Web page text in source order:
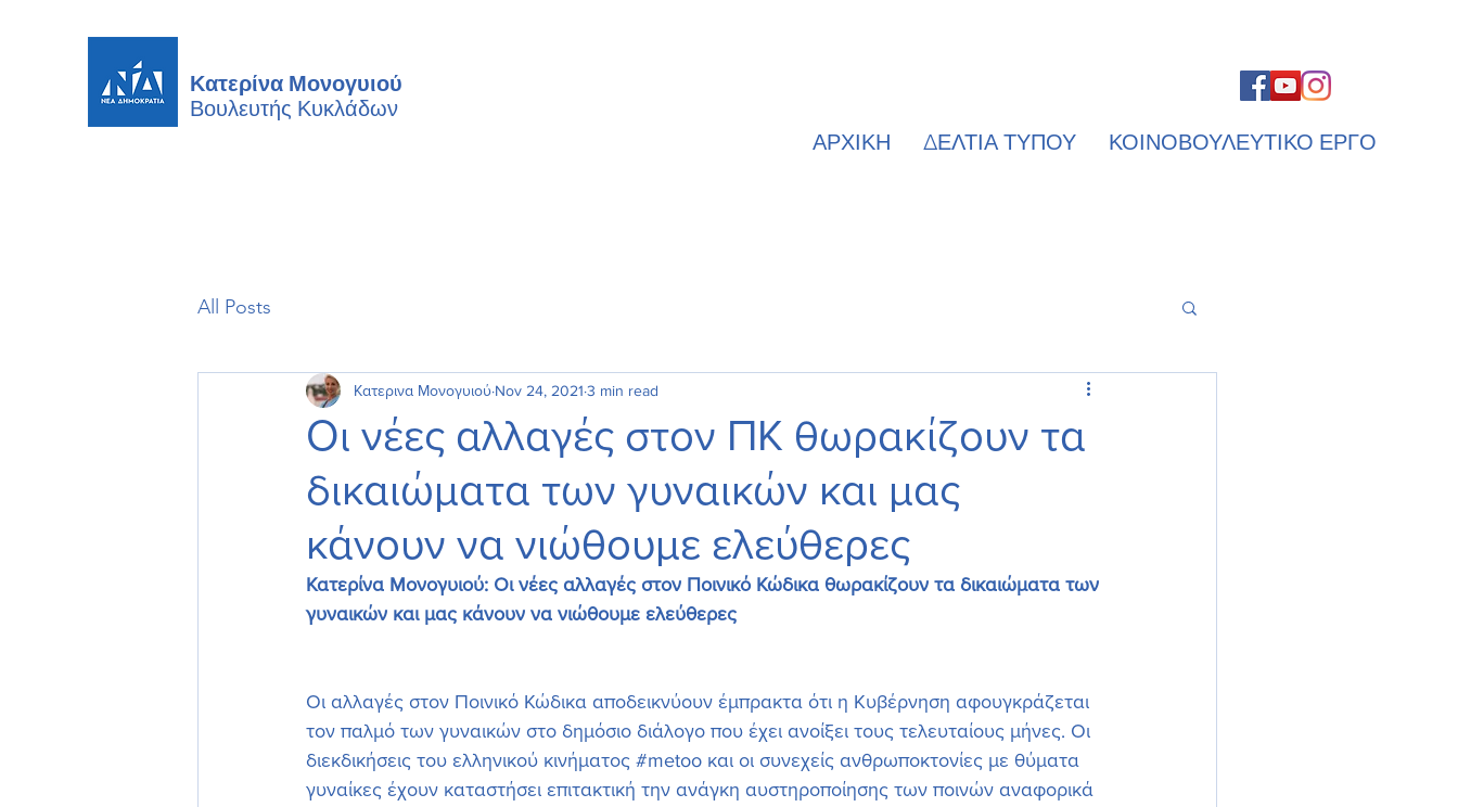
Κατερίνα Μονογυιού
Βουλευτής Κυκλάδων
ΑΡΧΙΚΗ
ΔΕΛΤΙΑ ΤΥΠΟΥ ΚΟΙΝΟΒΟΥΛΕΥΤΙΚΟ ΕΡΓΟ
All Posts
Οι νέες αλλαγές στον ΠΚ θωρακίζουν τα
δικαιώματα των γυναικών και μας
κάνουν να νιώθουμε ελεύθερες
Κατερινα Μονογυιού Nov 24, 2021 3 min read
Κατερίνα Μονογυιού: Οι νέες αλλαγές στον Ποινικό Κώδικα θωρακίζουν τα δικαιώματα των
γυναικών και μας κάνουν να νιώθουμε ελεύθερες
Οι αλλαγές στον Ποινικό Κώδικα αποδεικνύουν έμπρακτα ότι η Κυβέρνηση αφουγκράζεται
τον παλμό των γυναικών στο δημόσιο διάλογο που έχει ανοίξει τους τελευταίους μήνες. Οι
διεκδικήσεις του ελληνικού κινήματος #metoo και οι συνεχείς ανθρωποκτονίες με θύματα
γυναίκες έχουν καταστήσει επιτακτική την ανάγκη αυστηροποίησης των ποινών αναφορικά